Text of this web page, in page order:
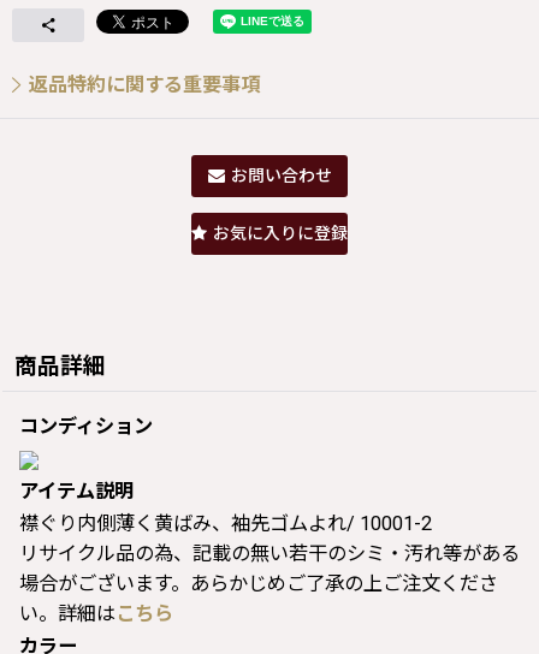
返品特約に関する重要事項
お問い合わせ
お気に入りに登録
商品詳細
コンディション
アイテム説明
襟ぐり内側薄く黄ばみ、袖先ゴムよれ/ 10001-2
リサイクル品の為、記載の無い若干のシミ・汚れ等がある
場合がございます。あらかじめご了承の上ご注文くださ
い。詳細は こちら
カラー